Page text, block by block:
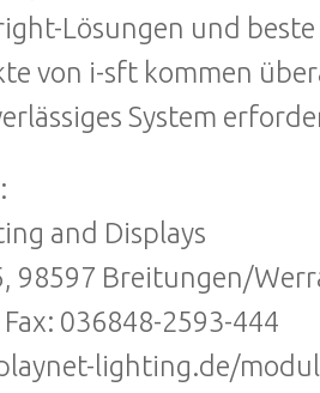
Lösungen und
von i-sft kommen
System
and Displays
98597 Breitungen/
036848-2593-444
lighting.de/